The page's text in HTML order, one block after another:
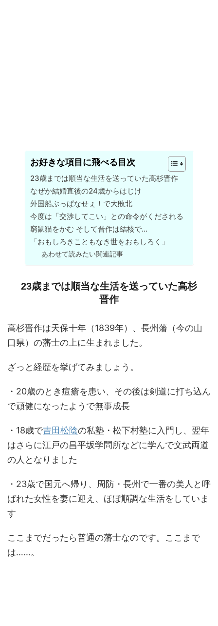
お好きな項目に飛べる目次
23歳までは順当な生活を送っていた高杉晋作
なぜか結婚直後の24歳からはじけ
外国船ぶっぱなせぇ！で大敗北
今度は「交渉してこい」との命令がくだされる
窮鼠猫をかむ そして晋作は結核で…
「おもしろきこともなき世をおもしろく」
あわせて読みたい関連記事
23歳までは順当な生活を送っていた高杉
晋作
高杉晋作は天保十年（1839年）、長州藩（今の山
口県）の藩士の上に生まれました。
ざっと経歴を挙げてみましょう。
・20歳のとき痘瘡を患い、その後は剣道に打ち込ん
で頑健になったようで無事成長
・18歳で吉田松陰の私塾・松下村塾に入門し、翌年
はさらに江戸の昌平坂学問所などに学んで文武両道
の人となりました
・23歳で国元へ帰り、周防・長州で一番の美人と呼
ばれた女性を妻に迎え、ほぼ順調な生活をしていま
す
ここまでだったら普通の藩士なのです。ここまで
は……。